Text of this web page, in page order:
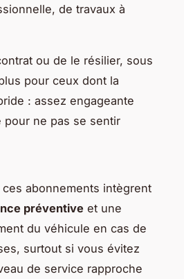
de travaux à
ou de le résilier, sous
pour ceux dont la
: assez engageante
ne pas se sentir
abonnements intègrent
préventive et une
du véhicule en cas de
surtout si vous évitez
de service rapproche